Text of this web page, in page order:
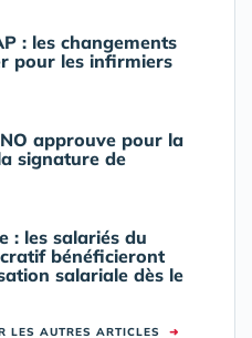
: les changements
pour les infirmiers
approuve pour la
signature de
: les salariés du
bénéficieront
salariale dès le
LES AUTRES ARTICLES ➜